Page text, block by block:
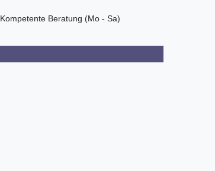
Kompetente Beratung (Mo - Sa)